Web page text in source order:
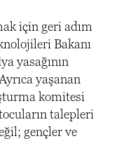
için geri adım
Bakanı
yasağının
yaşanan
komitesi
talepleri
gençler ve